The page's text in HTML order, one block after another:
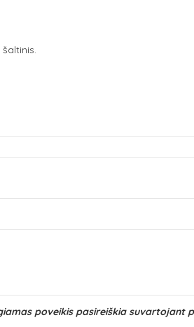
poveikis pasireiškia suvartojant